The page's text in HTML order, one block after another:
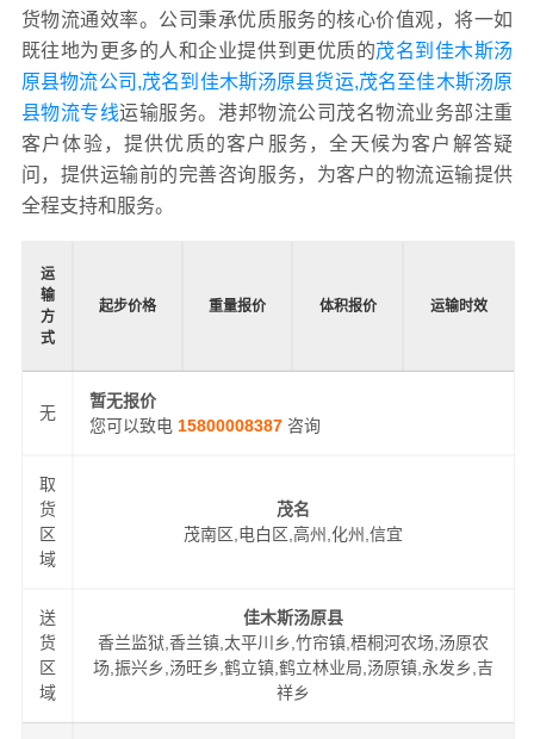
货物流通效率。公司秉承优质服务的核心价值观，将一如
既往地为更多的人和企业提供到更优质的茂名到佳木斯汤
原县物流公司,茂名到佳木斯汤原县货运,茂名至佳木斯汤原
县物流专线运输服务。港邦物流公司茂名物流业务部注重
客户体验，提供优质的客户服务，全天候为客户解答疑
问，提供运输前的完善咨询服务，为客户的物流运输提供
全程支持和服务。
运
输
方
式
起步价格 重量报价 体积报价 运输时效
无
暂无报价
您可以致电 15800008387 咨询
取
货
区
域
茂名
茂南区,电白区,高州,化州,信宜
送
货
区
域
佳木斯汤原县
香兰监狱,香兰镇,太平川乡,竹帘镇,梧桐河农场,汤原农
场,振兴乡,汤旺乡,鹤立镇,鹤立林业局,汤原镇,永发乡,吉
祥乡